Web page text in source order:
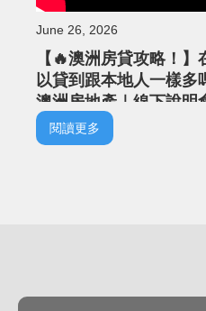
June 26, 2026
【🔥澳洲房貸攻略！
以貸到跟本地人一樣
澳洲房地產｜線下說明
閱讀更多